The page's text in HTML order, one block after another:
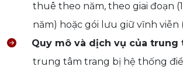
thuê theo năm, theo giai đoạn
năm) hoặc gói lưu giữ vĩnh viễn
Quy mô và dịch vụ của trung
trung tâm trang bị hệ thống